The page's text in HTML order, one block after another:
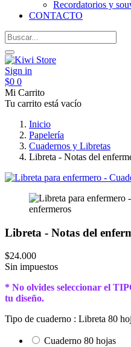
Recordatorios y
CONTACTO
Sign in
$0 0
Mi Carrito
Tu carrito está vacío
Inicio
Papelería
Cuadernos y Libretas
Libreta - Notas del
Libreta - Notas del
$24.000
Sin impuestos
* No olvides seleccionar el
tu diseño.
Tipo de cuaderno : Libreta 80
Cuaderno 80 hojas